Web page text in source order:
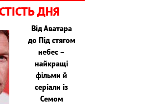
ДНЯ
Від Аватара
до Під стягом
небес –
найкращі
фільми й
серіали із
Семом